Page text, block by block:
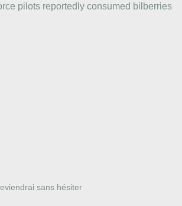
pilots reportedly consumed bilberries
sans hésiter